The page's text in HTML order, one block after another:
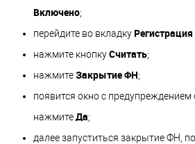
Включено;
перейдите во вкладку
нажмите кнопкуСчитать;
нажмитеЗакрытие ФН;
появится окно с предупреждением
нажмитеДа;
далее запуститься закрытие ФН,